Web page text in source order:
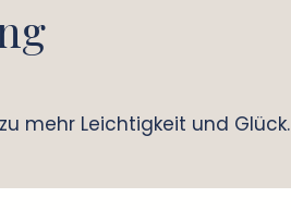
mehr Leichtigkeit und Glück.